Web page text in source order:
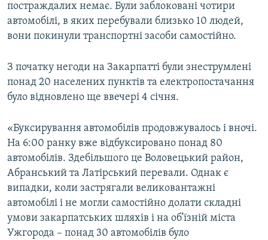
постраждалих немає. Були заблоковані чотири
автомобілі, в яких перебували близько 10 людей,
вони покинули транспортні засоби самостійно.
З початку негоди на Закарпатті були знеструмлені
понад 20 населених пунктів та електропостачання
було відновлено ще ввечері 4 січня.
«Буксирування автомобілів продовжувалось і вночі.
На 6:00 ранку вже відбуксировано понад 80
автомобілів. Здебільшого це Воловецький район,
Абранський та Латірський перевали. Однак є
випадки, коли застрягали великовантажні
автомобілі і не могли самостійно долати складні
умови закарпатських шляхів і на об’їзній міста
Ужгорода – понад 30 автомобілів було